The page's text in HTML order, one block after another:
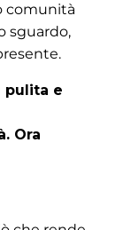
comunità
sguardo,
pulita e
Ora